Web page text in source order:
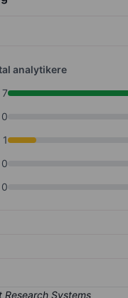
analytikere
7
0
1
0
0